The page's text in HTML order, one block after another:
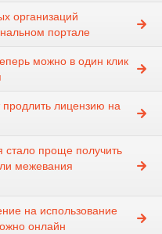
организаций
портале
можно в один клик
лицензию на
стало проще получить
межевания
на использование
онлайн